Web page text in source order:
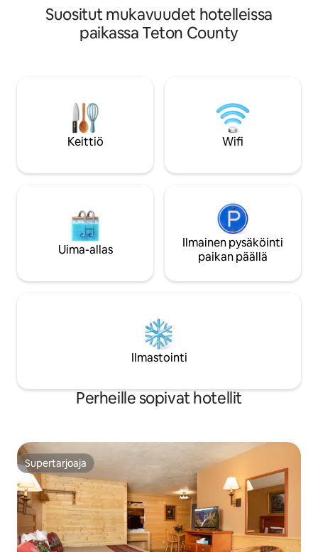
elämystä.Suositut mukavuudet hotelleissa
paikassa Teton County
Keittiö Wifi
Uima-allas
Ilmainen pysäköinti
paikan päällä
Ilmastointi
Perheille sopivat hotellit
Supertarjoaja
Supertarjoaja